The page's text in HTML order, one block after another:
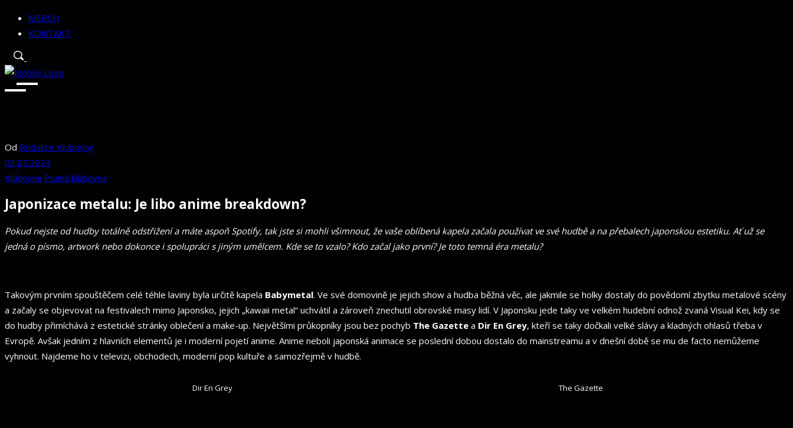
MERCH
KONTAKT
Od Redakce Klubovny
03.07.2024
Klubovna Psaná klubovna
Japonizace metalu: Je libo anime breakdown?
Pokud nejste od hudby totálně odstřižení a máte aspoň Spotify, tak jste si mohli všimnout, že vaše oblíbená kapela začala používat ve své hudbě a na přebalech japonskou estetiku. Ať už se
jedná o písmo, artwork nebo dokonce i spolupráci s jiným umělcem. Kde se to vzalo? Kdo začal jako první? Je toto temná éra metalu?
Takovým prvním spouštěčem celé téhle laviny byla určitě kapela Babymetal. Ve své domovině je jejich show a hudba běžná věc, ale jakmile se holky dostaly do povědomí zbytku metalové scény
a začaly se objevovat na festivalech mimo Japonsko, jejich „kawaii metal“ uchvátil a zároveň znechutil obrovské masy lidí. V Japonsku jede taky ve velkém hudební odnož zvaná Visual Kei, kdy se
do hudby přimíchává z estetické stránky oblečení a make-up. Největšími průkopníky jsou bez pochyb The Gazette a Dir En Grey, kteří se taky dočkali velké slávy a kladných ohlasů třeba v
Evropě. Avšak jedním z hlavních elementů je i moderní pojetí anime. Anime neboli japonská animace se poslední dobou dostalo do mainstreamu a v dnešní době se mu de facto nemůžeme
vyhnout. Najdeme ho v televizi, obchodech, moderní pop kultuře a samozřejmě v hudbě.
Dir En Grey The Gazette